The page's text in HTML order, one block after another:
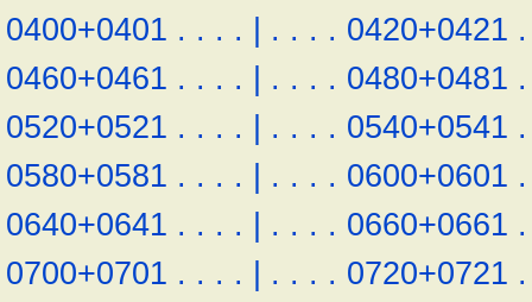
0400+0401 . . . . | . . . . 0420+0421 .
0460+0461 . . . . | . . . . 0480+0481 .
0520+0521 . . . . | . . . . 0540+0541 .
0580+0581 . . . . | . . . . 0600+0601 .
0640+0641 . . . . | . . . . 0660+0661 .
0700+0701 . . . . | . . . . 0720+0721 .